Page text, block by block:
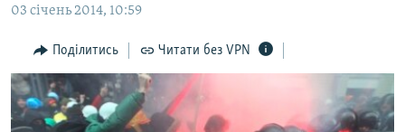
до
навігації
Перейти
до
пошуку
ПОЛІТИКА
БЛОГИ
ПОГЛЯД
ІНТЕРВ'Ю
03 січень 2014, 10:59
Поділитись Читати без VPN